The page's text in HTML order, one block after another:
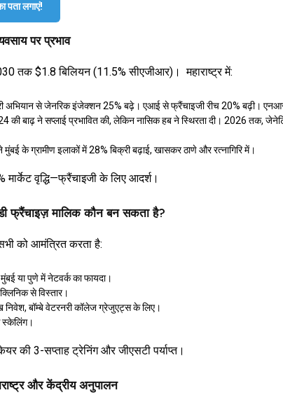
पता लगाएं!
पर प्रभाव
तक $1.8 बिलियन (11.5% सीएजीआर)। महाराष्ट्र में:
अभियान से जेनरिक इंजेक्शन 25% बढ़े। एआई से फ्रैंचाइजी रीच 20% बढ़ी।
की बाढ़ ने सप्लाई प्रभावित की, लेकिन नासिक हब ने स्थिरता दी। 2026 तक,
के ग्रामीण इलाकों में 28% बिक्री बढ़ाई, खासकर ठाणे और रत्नागिरि में।
मार्केट वृद्धि—फ्रैंचाइजी के लिए आदर्श।
फ्रैंचाइज़ मालिक कौन बन सकता है?
सभी को आमंत्रित करता है:
या पुणे में नेटवर्क का फायदा।
से विस्तार।
निवेश, बॉम्बे वेटरनरी कॉलेज ग्रेजुएट्स के लिए।
स्केलिंग।
की 3-सप्ताह ट्रेनिंग और जीएसटी पर्याप्त।
और केंद्रीय अनुपालन